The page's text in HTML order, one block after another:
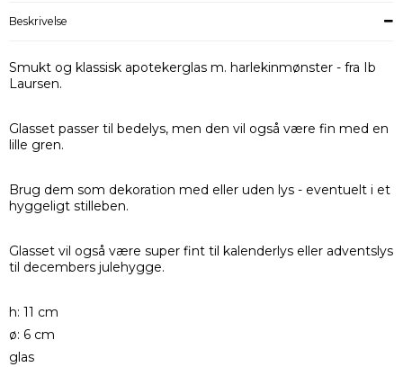
Beskrivelse
Smukt og klassisk apotekerglas m. harlekinmønster - fra Ib
Laursen.
Glasset passer til bedelys, men den vil også være fin med en
lille gren.
Brug dem som dekoration med eller uden lys - eventuelt i et
hyggeligt stilleben.
Glasset vil også være super fint til kalenderlys eller adventslys
til decembers julehygge.
h: 11 cm
ø: 6 cm
glas